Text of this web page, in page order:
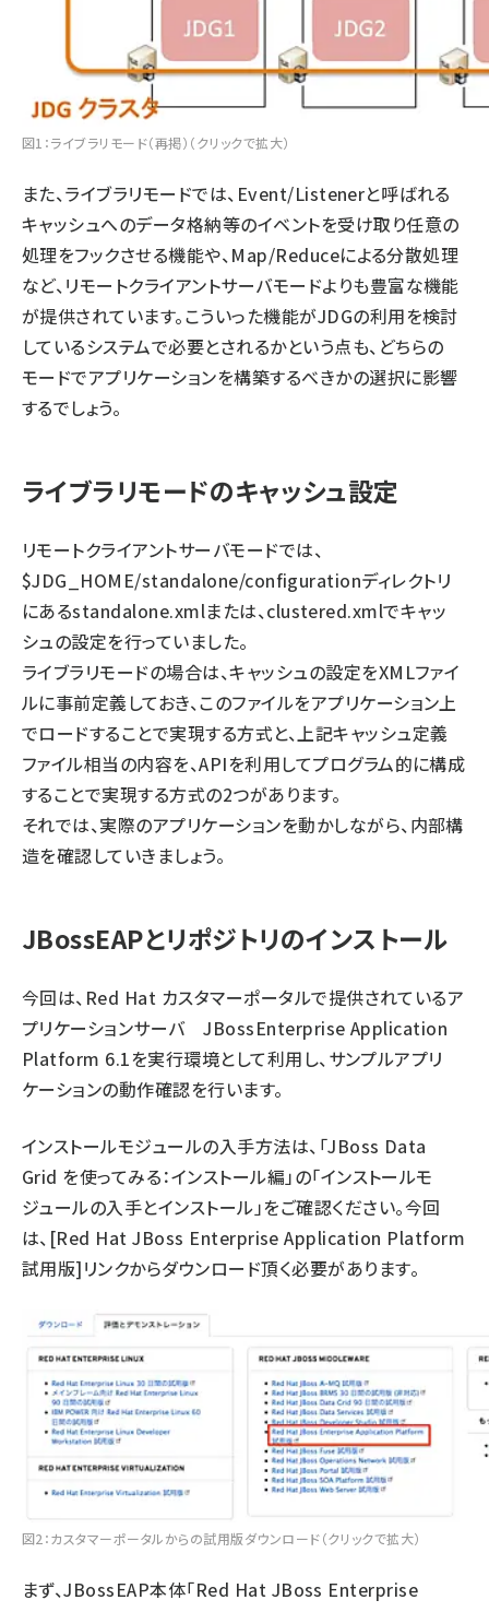
図1：ライブラリモード（再掲）（クリックで拡大）
また、ライブラリモードでは、Event/Listenerと呼ばれる
キャッシュへのデータ格納等のイベントを受け取り任意の
処理をフックさせる機能や、Map/Reduceによる分散処理
など、リモートクライアントサーバモードよりも豊富な機能
が提供されています。こういった機能がJDGの利用を検討
しているシステムで必要とされるかという点も、どちらの
モードでアプリケーションを構築するべきかの選択に影響
するでしょう。
ライブラリモードのキャッシュ設定
リモートクライアントサーバモードでは、
$JDG_HOME/standalone/configurationディレクトリ
にあるstandalone.xmlまたは、clustered.xmlでキャッ
シュの設定を行っていました。
ライブラリモードの場合は、キャッシュの設定をXMLファイ
ルに事前定義しておき、このファイルをアプリケーション上
でロードすることで実現する方式と、上記キャッシュ定義
ファイル相当の内容を、APIを利用してプログラム的に構成
することで実現する方式の2つがあります。
それでは、実際のアプリケーションを動かしながら、内部構
造を確認していきましょう。
JBossEAPとリポジトリのインストール
今回は、Red Hat カスタマーポータルで提供されているア
プリケーションサーバ JBossEnterprise Application
Platform 6.1を実行環境として利用し、サンプルアプリ
ケーションの動作確認を行います。
インストールモジュールの入手方法は、「JBoss Data
Grid を使ってみる：インストール編」の「インストールモ
ジュールの入手とインストール」をご確認ください。今回
は、[Red Hat JBoss Enterprise Application Platform
試用版]リンクからダウンロード頂く必要があります。
図2：カスタマーポータルからの試用版ダウンロード（クリックで拡大）
まず、JBossEAP本体「Red Hat JBoss Enterprise